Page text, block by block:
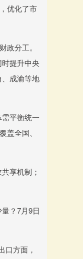
优化了市
政分工。
提升中央
成渝等地
平衡统一
盖全国、
享机制；
？7月9日
口方面，